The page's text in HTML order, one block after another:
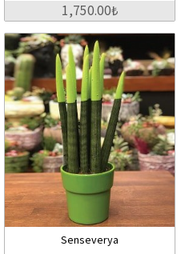
1,750.00₺
Senseverya